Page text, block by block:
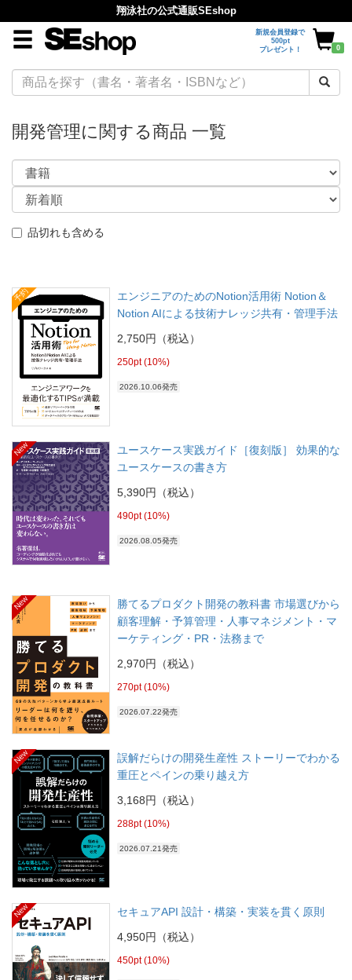
翔泳社の公式通販SEshop
新規会員登録で
500pt
プレゼント！
0
開発管理に関する商品 一覧
品切れも含める
予約
エンジニアのためのNotion活用術 Notion＆
Notion AIによる技術ナレッジ共有・管理手法
2,750円（税込）
250pt (10%)
2026.10.06発売
New
ユースケース実践ガイド［復刻版］ 効果的な
ユースケースの書き方
5,390円（税込）
490pt (10%)
2026.08.05発売
New
勝てるプロダクト開発の教科書 市場選びから
顧客理解・予算管理・人事マネジメント・マ
ーケティング・PR・法務まで
2,970円（税込）
270pt (10%)
2026.07.22発売
New
誤解だらけの開発生産性 ストーリーでわかる
重圧とペインの乗り越え方
3,168円（税込）
288pt (10%)
2026.07.21発売
New
セキュアAPI 設計・構築・実装を貫く原則
4,950円（税込）
450pt (10%)